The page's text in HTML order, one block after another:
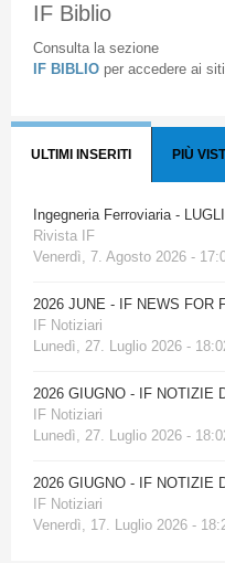
IF Biblio
Consulta la sezione
IF BIBLIO per accedere ai
ULTIMI INSERITI PIÙ
Ingegneria Ferroviaria -
Rivista IF
Venerdì, 7. Agosto 2026 -
2026 JUNE - IF NEWS FOR
IF Notiziari
Lunedì, 27. Luglio 2026 -
2026 GIUGNO - IF NOTIZIE
IF Notiziari
Lunedì, 27. Luglio 2026 -
2026 GIUGNO - IF NOTIZIE
IF Notiziari
Venerdì, 17. Luglio 2026 -